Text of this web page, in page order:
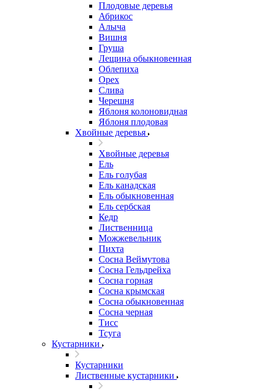
Плодовые деревья
Абрикос
Алыча
Вишня
Груша
Лещина обыкновенная
Облепиха
Орех
Слива
Черешня
Яблоня колоновидная
Яблоня плодовая
Хвойные деревья
Хвойные деревья
Ель
Ель голубая
Ель канадская
Ель обыкновенная
Ель сербская
Кедр
Лиственница
Можжевельник
Пихта
Сосна Веймутова
Сосна Гельдрейха
Сосна горная
Сосна крымская
Сосна обыкновенная
Сосна черная
Тисс
Тсуга
Кустарники
Кустарники
Лиственные кустарники